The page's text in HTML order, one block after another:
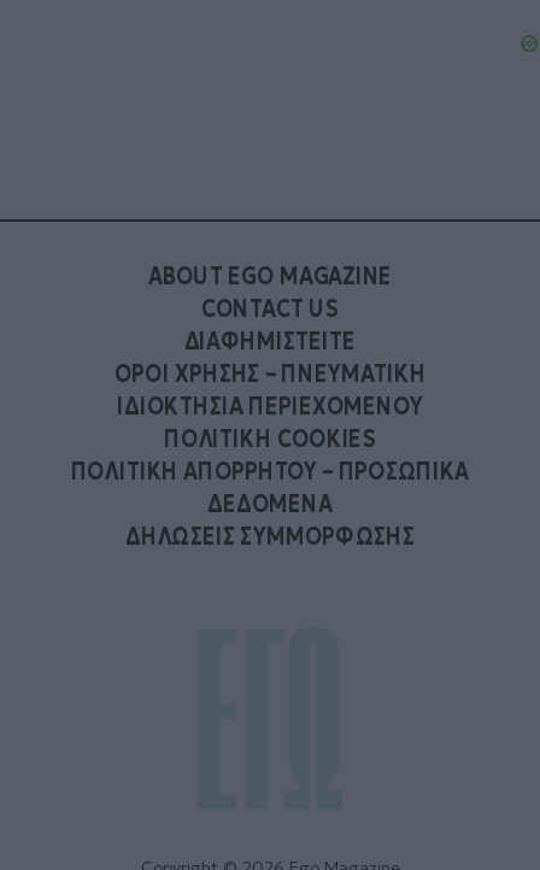
ABOUT EGO MAGAZINE
CONTACT US
ΔΙΑΦΗΜΙΣΤΕΙΤΕ
ΟΡΟΙ ΧΡΗΣΗΣ – ΠΝΕΥΜΑΤΙΚΗ
ΙΔΙΟΚΤΗΣΙΑ ΠΕΡΙΕΧΟΜΕΝΟΥ
ΠΟΛΙΤΙΚΗ COOKIES
ΠΟΛΙΤΙΚΗ ΑΠΟΡΡΗΤΟΥ – ΠΡΟΣΩΠΙΚΑ
ΔΕΔΟΜΕΝΑ
ΔΗΛΩΣΕΙΣ ΣΥΜΜΟΡΦΩΣΗΣ